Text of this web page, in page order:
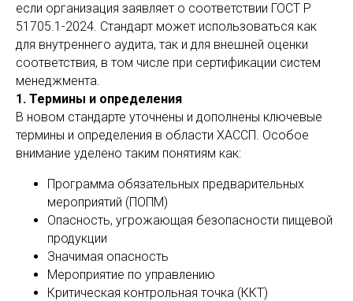
если организация заявляет о соответствии ГОСТ Р
51705.1-2024. Стандарт может использоваться как
для внутреннего аудита, так и для внешней оценки
соответствия, в том числе при сертификации систем
менеджмента.
1. Термины и определения
В новом стандарте уточнены и дополнены ключевые
термины и определения в области ХАССП. Особое
внимание уделено таким понятиям как:
Программа обязательных предварительных
мероприятий (ПОПМ)
Опасность, угрожающая безопасности пищевой
продукции
Значимая опасность
Мероприятие по управлению
Критическая контрольная точка (ККТ)